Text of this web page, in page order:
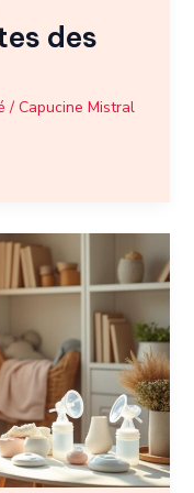
des
/ Capucine Mistral